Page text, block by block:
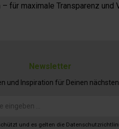
für maximale Transparenz und
Newsletter
und Inspiration für Deinen
Mail-
und es gelten die